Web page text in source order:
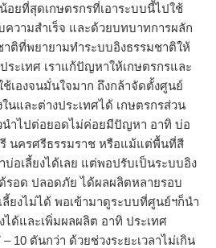
อยที่สุดเกษตรกรที่เอาระบบนี้ไปใช้
วามสำเร็จ และด้วยบทบาทการผลัก
ติที่พยายามทำระบบอิงธรรมชาติให้
ระเทศ เราแก้ปัญหาให้เกษตรกรและ
เองจนมั่นใจมาก ถึงกล้าจัดตั้งศูนย์
นและต่างประเทศได้ เกษตรกรส่วน
ำไปต่อยอดไม่ค่อยมีปัญหา อาทิ บ่อ
นครศรีธรรมราช หรือแม้แต่พื้นที่สี
อเลี้ยงได้เลย แต่พอปรับเป็นระบบอิง
รอด ปลอดภัย ได้ผลผลิตหลายรอบ
ลี้ยงไม่ได้ พอเข้ามาดูระบบที่ศูนย์ฯก็นำ
ด้และเพิ่มผลผลิต อาทิ ประเทศ
10 ตันกว่า ด้วยช่วงระยะเวลาไม่เกิน